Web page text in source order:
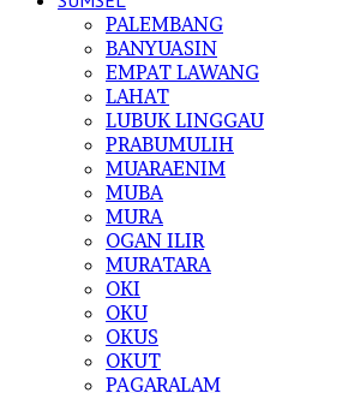
PALEMBANG
BANYUASIN
EMPAT LAWANG
LAHAT
LUBUK LINGGAU
PRABUMULIH
MUARAENIM
MUBA
MURA
OGAN ILIR
MURATARA
OKI
OKU
OKUS
OKUT
PAGARALAM